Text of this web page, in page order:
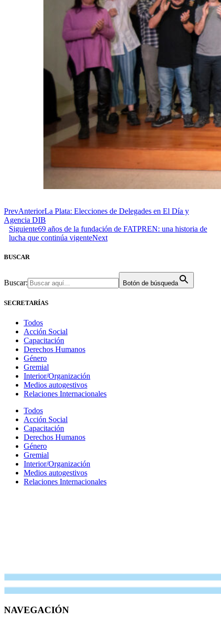
PrevAnteriorLa Plata: Elecciones de Delegades en El Día y
Agencia DIB
Siguiente69 años de la fundación de FATPREN: una historia de
lucha que continúa vigenteNext
BUSCAR
Buscar: Botón de búsqueda
SECRETARÍAS
Todos
Acción Social
Capacitación
Derechos Humanos
Género
Gremial
Interior/Organización
Medios autogestivos
Relaciones Internacionales
Todos
Acción Social
Capacitación
Derechos Humanos
Género
Gremial
Interior/Organización
Medios autogestivos
Relaciones Internacionales
NAVEGACIÓN